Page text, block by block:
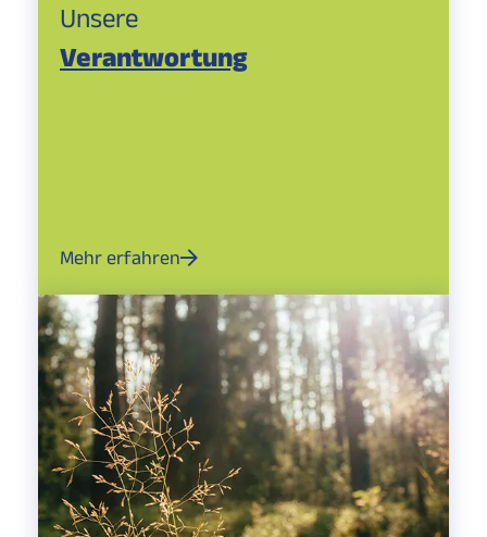
Unsere
Verantwortung
Mehr erfahren